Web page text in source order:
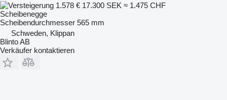
1.578 € 17.300 SEK ≈ 1.475 CHF
Scheibenegge
Scheibendurchmesser 565 mm
Schweden, Klippan
Blinto AB
Verkäufer kontaktieren